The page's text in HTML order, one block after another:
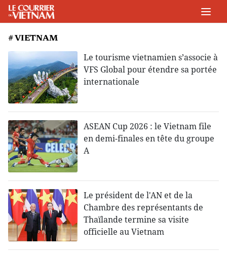
# VIETNAM
Le tourisme vietnamien s’associe à
VFS Global pour étendre sa portée
internationale
ASEAN Cup 2026 : le Vietnam file
en demi-finales en tête du groupe
A
Le président de l'AN et de la
Chambre des représentants de
Thaïlande termine sa visite
officielle au Vietnam